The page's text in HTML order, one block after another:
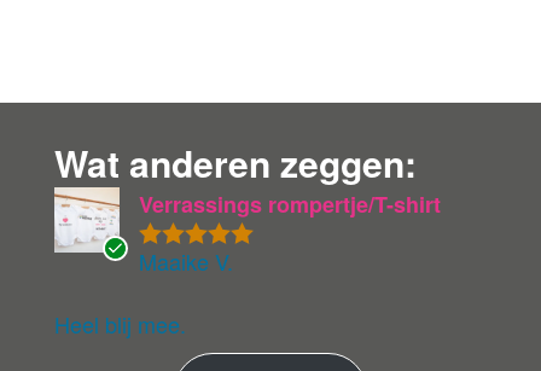
Wat anderen zeggen:
eri
Gewaardeer
Verrassings rompertje/T-shirt
Maaike V.
Heel blij mee.